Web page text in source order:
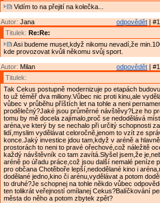
Vidím to na přejití na kolečka...
odpovědět |
Autor: Jana
Titulek: Re:Re:
Asi budeme muset,když nikomu nevadí,že
kde provozovat kvůli někomu svůj sport.
odpovědět |
Autor: Milan
Titulek:
Tak Cekus postupně modernizuje po etapách
to už téměř dva miliony.Vůbec nic proti kinu,ale
vůbec v průběhu příštích let na tohle a neni
prodělečný?Jaké jsou průměrné návštěvy?Lze ho
tomu by mě docela zajímalo,proč se nedodělává
aréna,ve který by se nechalo při určitý schopnosti
lidí,myslim vydělávat celoročně,jenom to vzít ze
konce.Jaký investice jdou tam,když v aréně a
prostorách to neni to pravé ořechové,což náležitě
každý návštěvník co tam zavítá.Slyšel jsem,že
aréně po úřadu práce,což jsou další nemalé peníze
pro občana Chotěboře lepší,nedodělané kino i
dodělané jedno,kino či arénu,vydělávat a potom
to druhé?Je schopnej na tohle někdo vůbec
ten tolikrát veřejností omílanej Cekus?Balíčkování
města do něho a potom zbytek zpět?